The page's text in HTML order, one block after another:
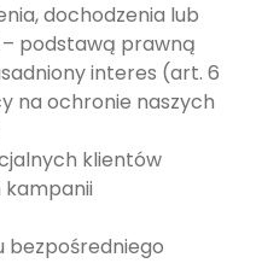
dochodzenia lub
podstawą prawną
interes (art. 6
na ochronie naszych
klientów
bezpośredniego